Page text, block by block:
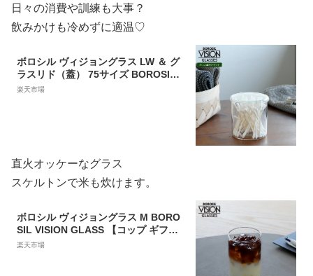
日々の消費や訓練も大事？
飲みかけも冷めずに適温♡
ボロシル ヴィジョングラス LW ＆ グ
ラスリド（蓋） 75サイズ BOROSIL
VISION GLASS 【コップ ギフト 結婚
楽天市場
直火オッケーなグラス
スケルトンで米も炊けます。
ボロシル ヴィジョングラス M BORO
SIL VISION GLASS 【コップ ギフト
結婚祝い プレゼント 贈り物 新生活】
楽天市場